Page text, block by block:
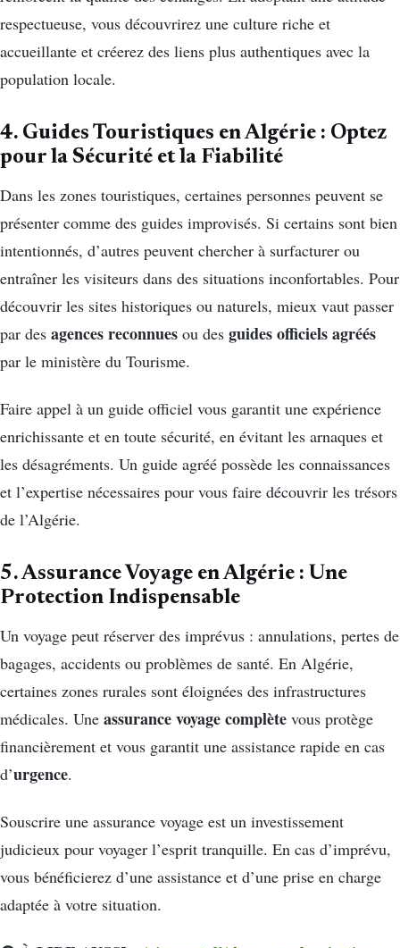
respectueuse, vous découvrirez une culture riche et
accueillante et créerez des liens plus authentiques avec la
population locale.
4. Guides Touristiques en Algérie : Optez
pour la Sécurité et la Fiabilité
Dans les zones touristiques, certaines personnes peuvent se
présenter comme des guides improvisés. Si certains sont bien
intentionnés, d’autres peuvent chercher à surfacturer ou
entraîner les visiteurs dans des situations inconfortables. Pour
découvrir les sites historiques ou naturels, mieux vaut passer
par des agences reconnues ou des guides officiels agréés
par le ministère du Tourisme.
Faire appel à un guide officiel vous garantit une expérience
enrichissante et en toute sécurité, en évitant les arnaques et
les désagréments. Un guide agréé possède les connaissances
et l’expertise nécessaires pour vous faire découvrir les trésors
de l’Algérie.
5. Assurance Voyage en Algérie : Une
Protection Indispensable
Un voyage peut réserver des imprévus : annulations, pertes de
bagages, accidents ou problèmes de santé. En Algérie,
certaines zones rurales sont éloignées des infrastructures
médicales. Une assurance voyage complète vous protège
financièrement et vous garantit une assistance rapide en cas
d’urgence.
Souscrire une assurance voyage est un investissement
judicieux pour voyager l’esprit tranquille. En cas d’imprévu,
vous bénéficierez d’une assistance et d’une prise en charge
adaptée à votre situation.